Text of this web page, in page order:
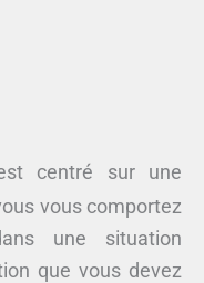
centré sur une
vous comportez
une situation
que vous devez